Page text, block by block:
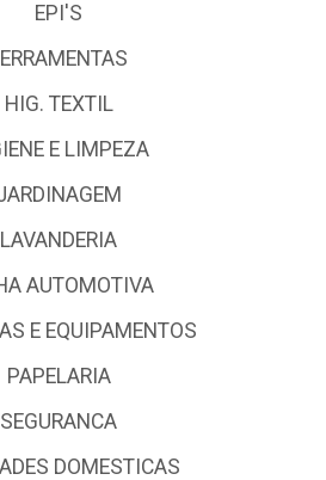
EPI'S
HIG. TEXTIL
E LIMPEZA
LAVANDERIA
AUTOMOTIVA
E EQUIPAMENTOS
PAPELARIA
SEGURANCA
DOMESTICAS